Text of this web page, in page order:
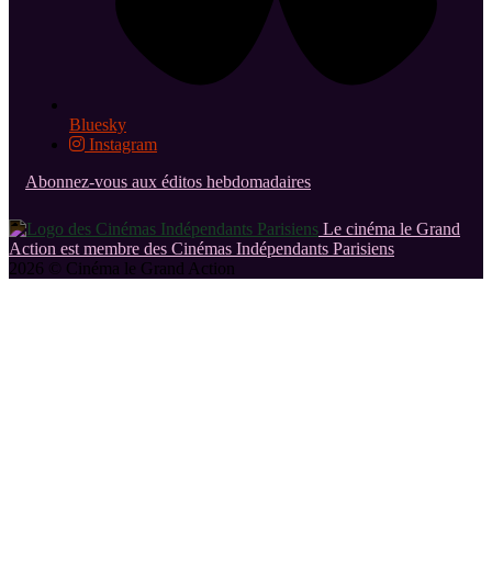
Bluesky
Instagram
Abonnez-vous aux éditos hebdomadaires
Le cinéma le Grand
Action est membre des Cinémas Indépendants Parisiens
2026 © Cinéma le Grand Action